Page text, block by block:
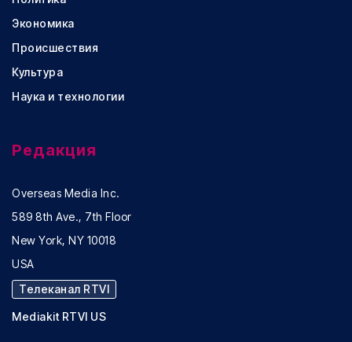
Экономика
Происшествия
Культура
Наука и технологии
Редакция
Overseas Media Inc.
589 8th Ave., 7th Floor
New York, NY 10018
USA
Телеканал RTVI
Mediakit RTVI US